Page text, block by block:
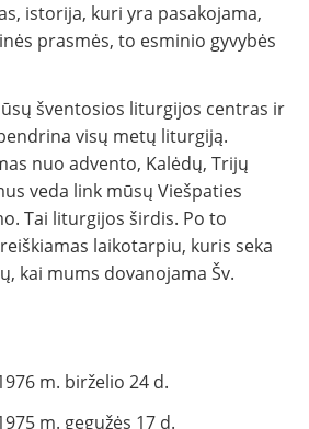
istorija, kuri yra pasakojama,
prasmės, to esminio gyvybės
šventosios liturgijos centras ir
visų metų liturgiją.
nuo advento, Kalėdų, Trijų
veda link mūsų Viešpaties
Tai liturgijos širdis. Po to
laikotarpiu, kuris seka
kai mums dovanojama Šv.
m. birželio 24 d.
m. gegužės 17 d.